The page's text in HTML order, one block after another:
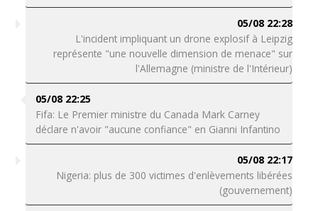
05/08 22:28
L'incident impliquant un drone explosif à Leipzig
représente "une nouvelle dimension de menace" sur
l'Allemagne (ministre de l'Intérieur)
05/08 22:25
Fifa: Le Premier ministre du Canada Mark Carney
déclare n'avoir "aucune confiance" en Gianni Infantino
05/08 22:17
Nigeria: plus de 300 victimes d'enlèvements libérées
(gouvernement)